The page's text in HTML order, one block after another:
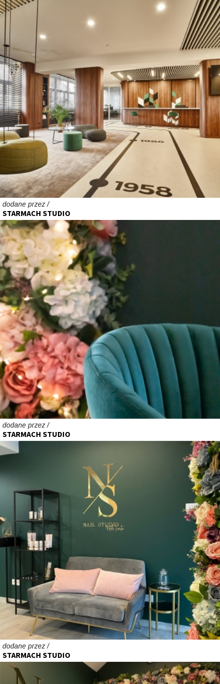
dodane przez /
STARMACH STUDIO
dodane przez /
STARMACH STUDIO
dodane przez /
STARMACH STUDIO